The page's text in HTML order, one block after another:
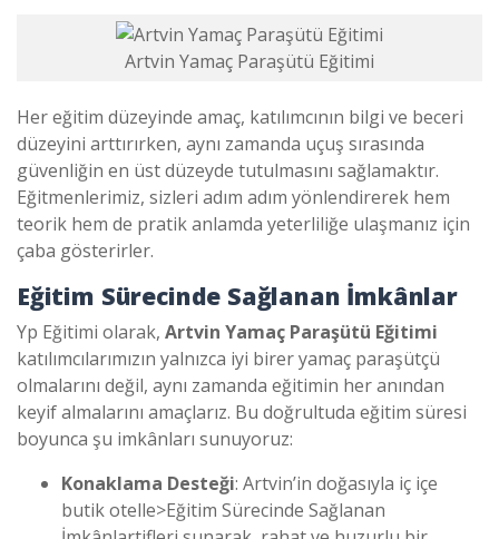
Artvin Yamaç Paraşütü Eğitimi
Her eğitim düzeyinde amaç, katılımcının bilgi ve beceri
düzeyini arttırırken, aynı zamanda uçuş sırasında
güvenliğin en üst düzeyde tutulmasını sağlamaktır.
Eğitmenlerimiz, sizleri adım adım yönlendirerek hem
teorik hem de pratik anlamda yeterliliğe ulaşmanız için
çaba gösterirler.
Eğitim Sürecinde Sağlanan İmkânlar
Yp Eğitimi olarak, Artvin Yamaç Paraşütü Eğitimi
katılımcılarımızın yalnızca iyi birer yamaç paraşütçü
olmalarını değil, aynı zamanda eğitimin her anından
keyif almalarını amaçlarız. Bu doğrultuda eğitim süresi
boyunca şu imkânları sunuyoruz:
Konaklama Desteği: Artvin’in doğasıyla iç içe
butik otelle>Eğitim Sürecinde Sağlanan